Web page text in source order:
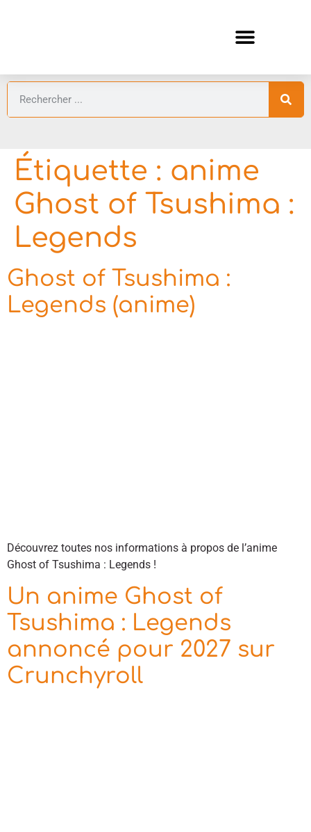
Étiquette : anime
Ghost of Tsushima :
Legends
Ghost of Tsushima :
Legends (anime)
Découvrez toutes nos informations à propos de l’anime
Ghost of Tsushima : Legends !
Un anime Ghost of
Tsushima : Legends
annoncé pour 2027 sur
Crunchyroll